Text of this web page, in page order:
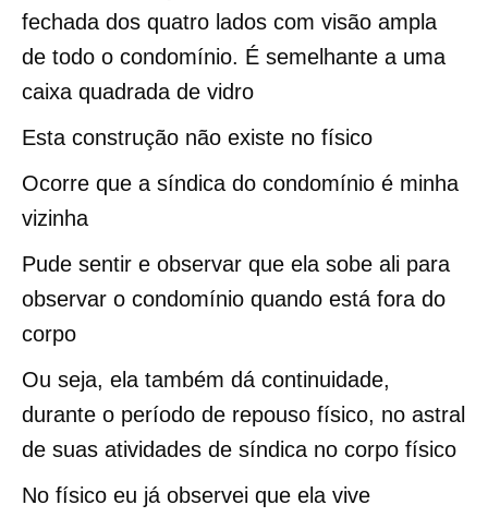
fechada dos quatro lados com visão ampla
de todo o condomínio. É semelhante a uma
caixa quadrada de vidro
Esta construção não existe no físico
Ocorre que a síndica do condomínio é minha
vizinha
Pude sentir e observar que ela sobe ali para
observar o condomínio quando está fora do
corpo
Ou seja, ela também dá continuidade,
durante o período de repouso físico, no astral
de suas atividades de síndica no corpo físico
No físico eu já observei que ela vive